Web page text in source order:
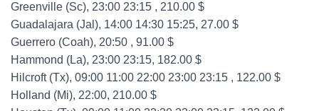
Greenville (Sc), 23:00 23:15 , 210.00 $
Guadalajara (Jal), 14:00 14:30 15:25, 27.00 $
Guerrero (Coah), 20:50 , 91.00 $
Hammond (La), 23:00 23:15, 182.00 $
Hilcroft (Tx), 09:00 11:00 22:00 23:00 23:15 , 122.00 $
Holland (Mi), 22:00, 210.00 $